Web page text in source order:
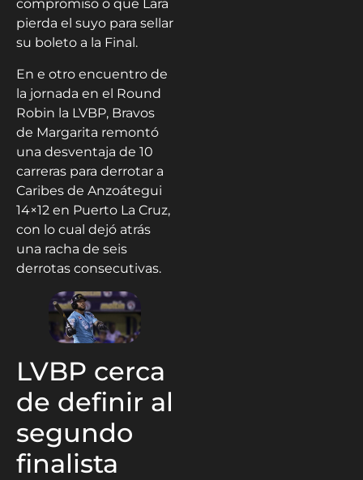
compromiso o que Lara
pierda el suyo para sellar
su boleto a la Final.
En e otro encuentro de
la jornada en el Round
Robin la LVBP, Bravos
de Margarita remontó
una desventaja de 10
carreras para derrotar a
Caribes de Anzoátegui
14×12 en Puerto La Cruz,
con lo cual dejó atrás
una racha de seis
derrotas consecutivas.
LVBP cerca
de definir al
segundo
finalista